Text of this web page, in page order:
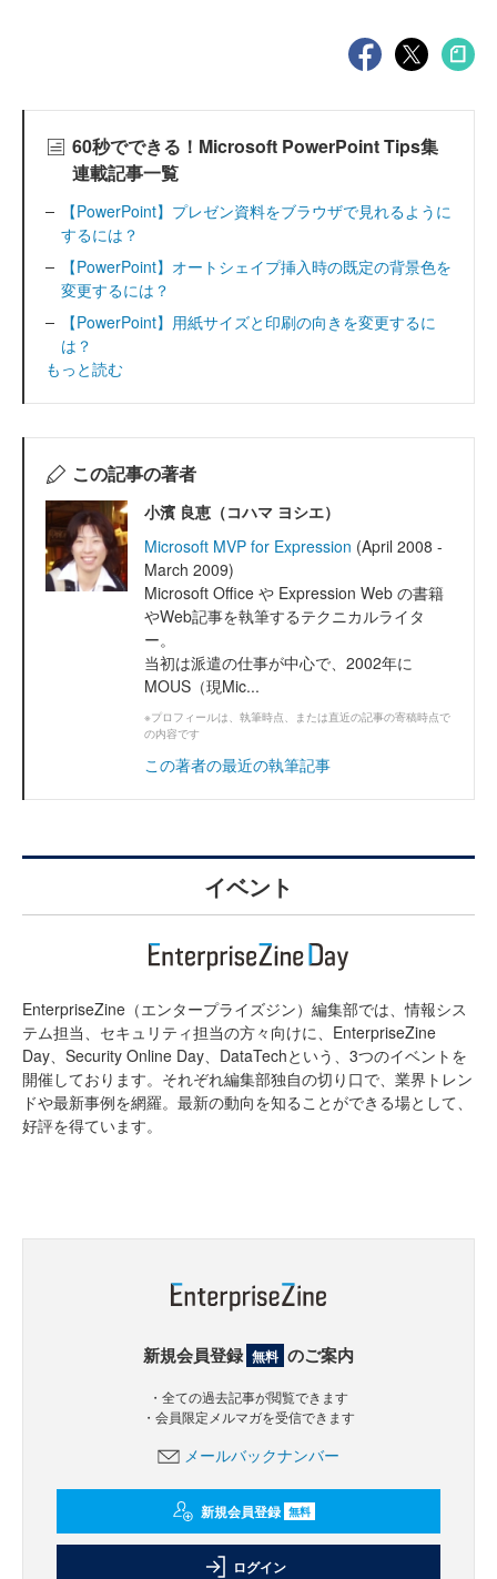
60秒でできる！Microsoft PowerPoint Tips集
連載記事一覧
【PowerPoint】プレゼン資料をブラウザで見れるように
するには？
【PowerPoint】オートシェイプ挿入時の既定の背景色を
変更するには？
【PowerPoint】用紙サイズと印刷の向きを変更するに
は？
もっと読む
この記事の著者
小濱 良恵（コハマ ヨシエ）
Microsoft MVP for Expression (April 2008 -
March 2009)
Microsoft Office や Expression Web の書籍
やWeb記事を執筆するテクニカルライタ
ー。
当初は派遣の仕事が中心で、2002年に
MOUS（現Mic...
※プロフィールは、執筆時点、または直近の記事の寄稿時点で
の内容です
この著者の最近の執筆記事
イベント
EnterpriseZine（エンタープライズジン）編集部では、情報シス
テム担当、セキュリティ担当の方々向けに、EnterpriseZine
Day、Security Online Day、DataTechという、3つのイベントを
開催しております。それぞれ編集部独自の切り口で、業界トレン
ドや最新事例を網羅。最新の動向を知ることができる場として、
好評を得ています。
新規会員登録 無料 のご案内
・全ての過去記事が閲覧できます
・会員限定メルマガを受信できます
メールバックナンバー
新規会員登録 無料
ログイン